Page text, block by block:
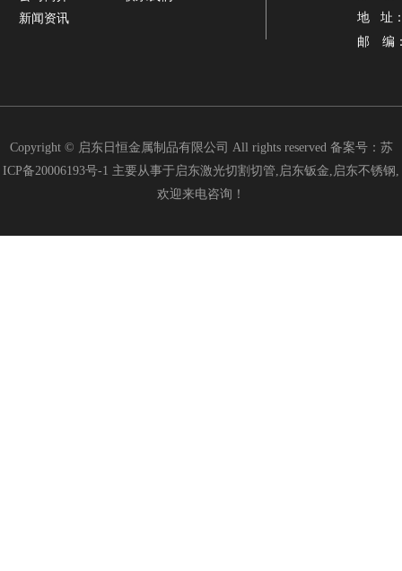
新闻资讯
地 址
邮 编
Copyright © 启东日恒金属制品有限公司 All rights reserved 备案号： 苏
ICP备20006193号-1 主要从事于启东激光切割切管,启东钣金,启东不锈钢,
欢迎来电咨询！